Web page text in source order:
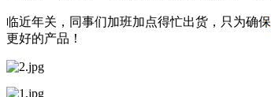
临近年关，同事们加班加点得忙出货，只为确保
更好的产品！